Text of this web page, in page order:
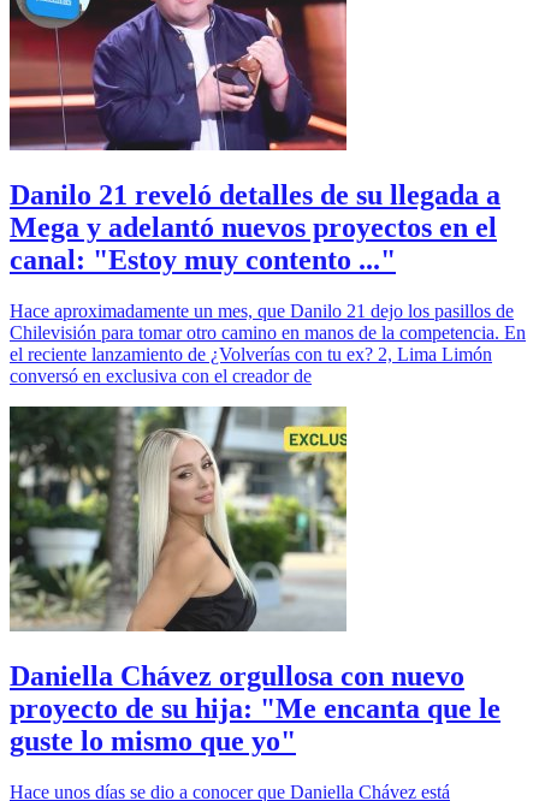
Danilo 21 reveló detalles de su llegada a
Mega y adelantó nuevos proyectos en el
canal: "Estoy muy contento ..."
Hace aproximadamente un mes, que Danilo 21 dejo los pasillos de
Chilevisión para tomar otro camino en manos de la competencia. En
el reciente lanzamiento de ¿Volverías con tu ex? 2, Lima Limón
conversó en exclusiva con el creador de
Daniella Chávez orgullosa con nuevo
proyecto de su hija: "Me encanta que le
guste lo mismo que yo"
Hace unos días se dio a conocer que Daniella Chávez está